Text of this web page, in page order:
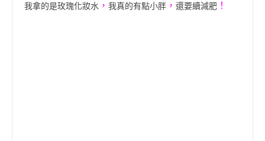
我拿的是玫瑰化妝水 ， 我真的有點小胖 ， 還要續減肥 ！